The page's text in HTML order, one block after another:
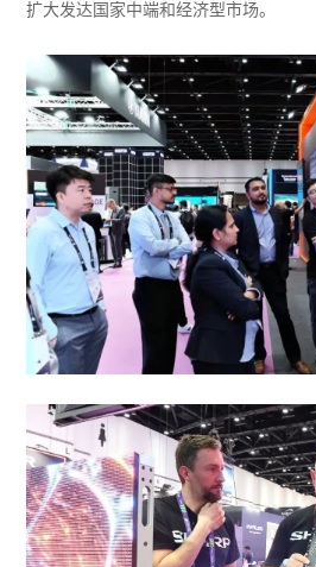
扩大发达国家中端和经济型市场。